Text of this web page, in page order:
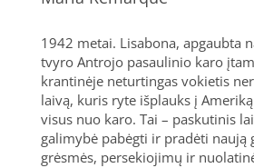
1942 metai. Lisabona, apgaubta
tvyro Antrojo pasaulinio karo
krantinėje neturtingas vokietis
laivą, kuris ryte išplauks į
visus nuo karo. Tai – paskutinis
galimybė pabėgti ir pradėti naują
grėsmės, persekiojimų ir